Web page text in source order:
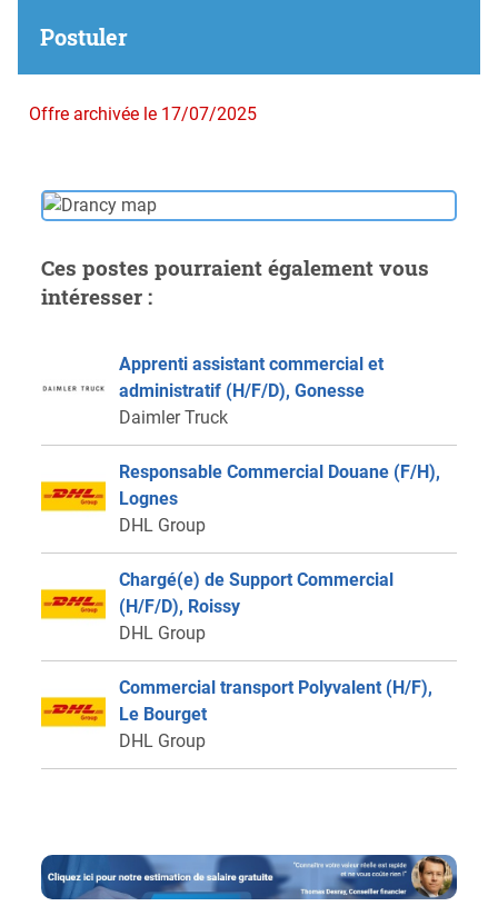
Postuler
Offre archivée le 17/07/2025
Ces postes pourraient également vous
intéresser :
Apprenti assistant commercial et
administratif (H/F/D), Gonesse
Daimler Truck
Responsable Commercial Douane (F/H),
Lognes
DHL Group
Chargé(e) de Support Commercial
(H/F/D), Roissy
DHL Group
Commercial transport Polyvalent (H/F),
Le Bourget
DHL Group